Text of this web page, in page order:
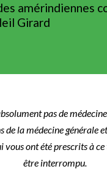
amérindiennes
Girard
pas de
de la médecine générale
vous ont été prescrits à
être interrompu.